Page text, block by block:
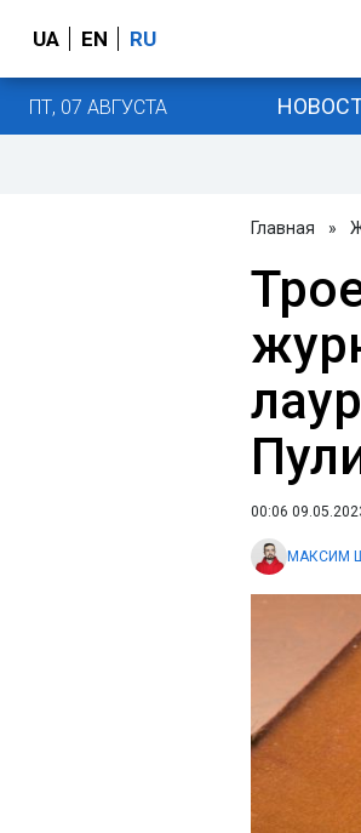
UA EN RU
ПТ, 07 АВГУСТА
Главная »
00:06
МАКСИМ